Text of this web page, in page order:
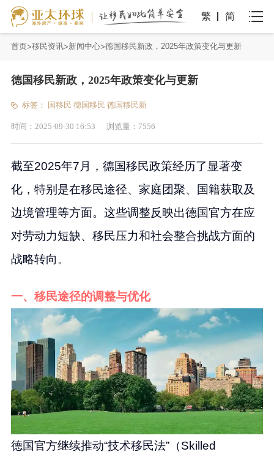
繁 简
首页 移民资讯 新闻中心 德国移民新政，2025年政策变化与更新
德国移民新政，2025年政策变化与更新
标签： 国移民 德国移民 德国移民新
时间： 2025-09-30 16:53 浏览量： 7556
截至2025年7月，德国移民政策经历了显著变
化，特别是在移民途径、家庭团聚、国籍获取及
边境管理等方面。这些调整反映出德国官方在应
对劳动力短缺、移民压力和社会整合挑战方面的
战略转向。
一、移民途径的调整与优化
德国官方继续推动“技术移民法”（Skilled